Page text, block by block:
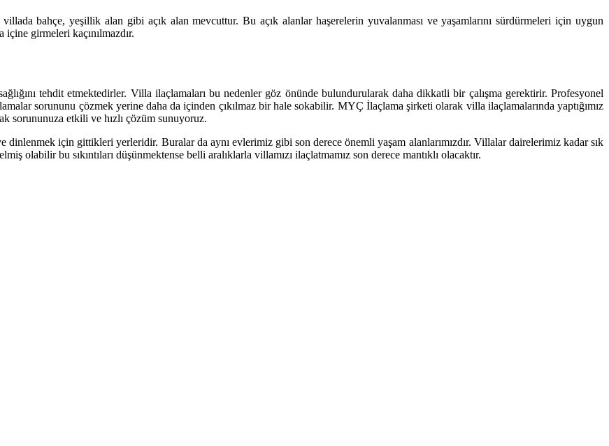
bahçe, yeşillik alan gibi açık alan mevcuttur. Bu açık alanlar haşerelerin yuvalanması ve yaşamlarını sürdürmeleri için uygun
girmeleri kaçınılmazdır.
tehdit etmektedirler. Villa ilaçlamaları bu nedenler göz önünde bulundurularak daha dikkatli bir çalışma gerektirir. Profesyonel
sorununu çözmek yerine daha da içinden çıkılmaz bir hale sokabilir. MYÇ İlaçlama şirketi olarak villa ilaçlamalarında yaptığımız
sorununuza etkili ve hızlı çözüm sunuyoruz.
dinlenmek için gittikleri yerleridir. Buralar da aynı evlerimiz gibi son derece önemli yaşam alanlarımızdır. Villalar dairelerimiz kadar sık
olabilir bu sıkıntıları düşünmektense belli aralıklarla villamızı ilaçlatmamız son derece mantıklı olacaktır.